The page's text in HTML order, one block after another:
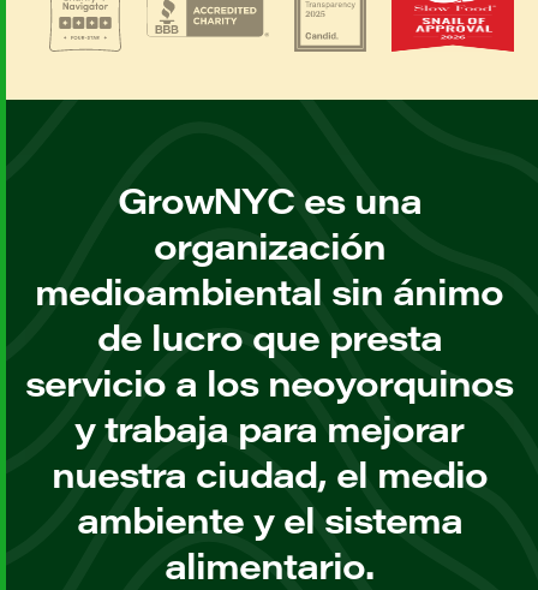
GrowNYC es una
organización
medioambiental sin ánimo
de lucro que presta
servicio a los neoyorquinos
y trabaja para mejorar
nuestra ciudad, el medio
ambiente y el sistema
alimentario.